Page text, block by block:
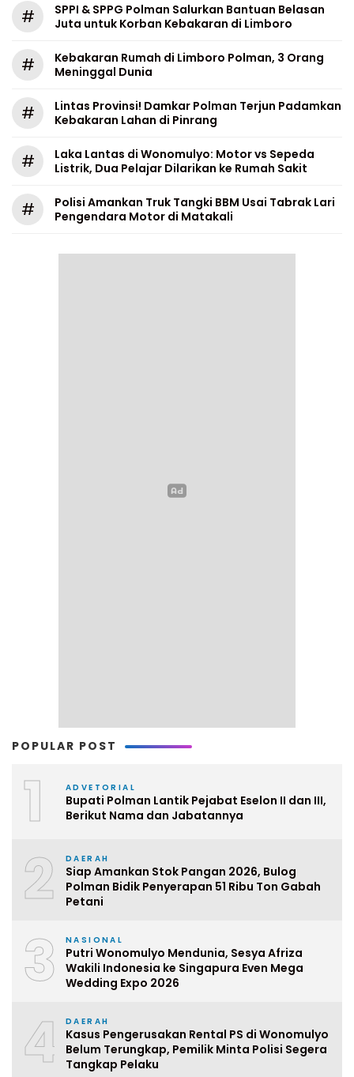
#
SPPI & SPPG Polman Salurkan Bantuan Belasan
Juta untuk Korban Kebakaran di Limboro
#
Kebakaran Rumah di Limboro Polman, 3 Orang
Meninggal Dunia
#
Lintas Provinsi! Damkar Polman Terjun Padamkan
Kebakaran Lahan di Pinrang
#
Laka Lantas di Wonomulyo: Motor vs Sepeda
Listrik, Dua Pelajar Dilarikan ke Rumah Sakit
#
Polisi Amankan Truk Tangki BBM Usai Tabrak Lari
Pengendara Motor di Matakali
POPULAR POST
1 ADVETORIAL
Bupati Polman Lantik Pejabat Eselon II dan III,
Berikut Nama dan Jabatannya
2 DAERAH
Siap Amankan Stok Pangan 2026, Bulog
Polman Bidik Penyerapan 51 Ribu Ton Gabah
Petani
3 NASIONAL
Putri Wonomulyo Mendunia, Sesya Afriza
Wakili Indonesia ke Singapura Even Mega
Wedding Expo 2026
4 DAERAH
Kasus Pengerusakan Rental PS di Wonomulyo
Belum Terungkap, Pemilik Minta Polisi Segera
Tangkap Pelaku